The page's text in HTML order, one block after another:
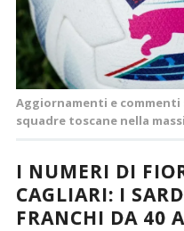
Aggiornamenti e commenti
squadre toscane nella
I NUMERI DI
CAGLIARI: I
FRANCHI DA 40